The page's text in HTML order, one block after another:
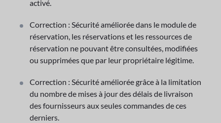
activé.
Correction : Sécurité améliorée dans le module de
réservation, les réservations et les ressources de
réservation ne pouvant être consultées, modifiées
ou supprimées que par leur propriétaire légitime.
Correction : Sécurité améliorée grâce à la limitation
du nombre de mises à jour des délais de livraison
des fournisseurs aux seules commandes de ces
derniers.